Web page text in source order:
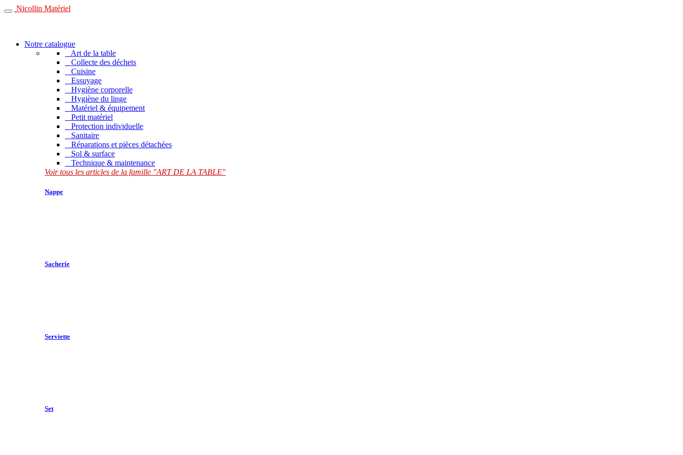
Nicollin Matériel
Notre catalogue
Art de la table
Collecte des déchets
Cuisine
Essuyage
Hygiène corporelle
Hygiène du linge
Matériel & équipement
Petit matériel
Protection individuelle
Sanitaire
Réparations et pièces détachées
Sol & surface
Technique & maintenance
Voir tous les articles de la famille "ART DE LA TABLE"
Nappe
Sacherie
Serviette
Set